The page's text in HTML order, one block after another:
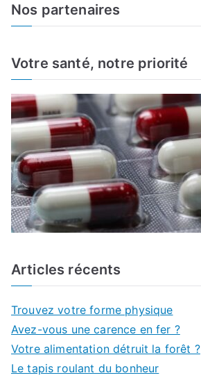
Nos partenaires
Votre santé, notre priorité
Articles récents
Trouvez votre forme physique
Avez-vous une carence en fer ?
Votre alimentation détruit la forêt ?
Le tapis roulant du bonheur